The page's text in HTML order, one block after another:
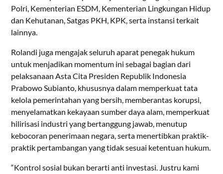
Polri, Kementerian ESDM, Kementerian Lingkungan Hidup
dan Kehutanan, Satgas PKH, KPK, serta instansi terkait
lainnya.
Rolandi juga mengajak seluruh aparat penegak hukum
untuk menjadikan momentum ini sebagai bagian dari
pelaksanaan Asta Cita Presiden Republik Indonesia
Prabowo Subianto, khususnya dalam memperkuat tata
kelola pemerintahan yang bersih, memberantas korupsi,
menyelamatkan kekayaan sumber daya alam, memperkuat
hilirisasi industri yang bertanggung jawab, menutup
kebocoran penerimaan negara, serta menertibkan praktik-
praktik pertambangan yang tidak sesuai ketentuan hukum.
“Kontrol sosial bukan berarti anti investasi. Justru kami